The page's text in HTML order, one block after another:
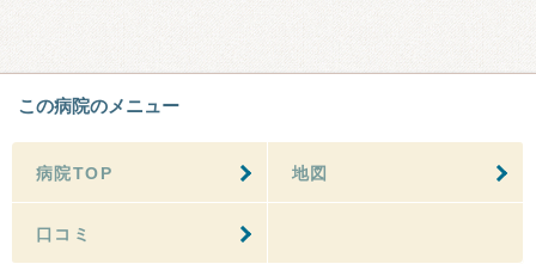
この病院のメニュー
病院TOP 地図
口コミ